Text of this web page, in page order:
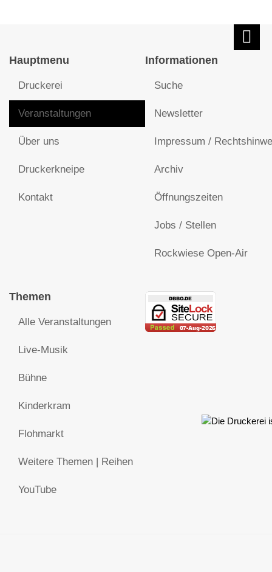
Hauptmenu
Druckerei
Veranstaltungen
Über uns
Druckerkneipe
Kontakt
Informationen
Suche
Newsletter
Impressum /
Archiv
Öffnungszeiten
Jobs / Stellen
Rockwiese Open-Air
Themen
Alle Veranstaltungen
Live-Musik
Bühne
Kinderkram
Flohmarkt
Weitere Themen | Reihen
YouTube